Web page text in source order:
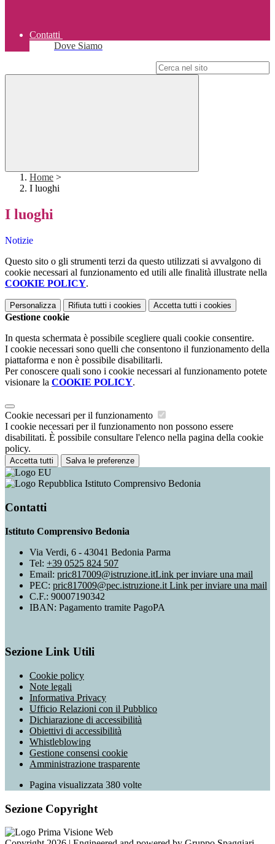
Contatti
Dove Siamo
Home >
I luoghi
I luoghi
Notizie
Questo sito o gli strumenti terzi da questo utilizzati si avvalgono di
cookie necessari al funzionamento ed utili alle finalità illustrate nella
COOKIE POLICY.
Personalizza Rifiuta tutti i cookies Accetta tutti i cookies
Gestione cookie
In questa schermata è possibile scegliere quali cookie consentire.
I cookie necessari sono quelli che consentono il funzionamento della
piattaforma e non è possibile disabilitarli.
Per conoscere quali sono i cookie necessari al funzionamento potete
visionare la COOKIE POLICY.
Cookie necessari per il funzionamento
I cookie necessari per il funzionamento non possono essere
disabilitati. È possibile consultare l'elenco nella pagina della cookie
policy.
Accetta tutti Salva le preferenze
Istituto Comprensivo Bedonia
Contatti
Istituto Comprensivo Bedonia
Via Verdi, 6 - 43041 Bedonia Parma
Tel: +39 0525 824 507
Email: pric817009@istruzione.itLink per inviare una mail
PEC: pric817009@pec.istruzione.it Link per inviare una mail
C.F.: 90007190342
IBAN: Pagamento tramite PagoPA
Sezione Link Utili
Cookie policy
Note legali
Informativa Privacy
Ufficio Relazioni con il Pubblico
Dichiarazione di accessibilità
Obiettivi di accessibilità
Whistleblowing
Gestione consensi cookie
Amministrazione trasparente
Pagina visualizzata 380 volte
Sezione Copyright